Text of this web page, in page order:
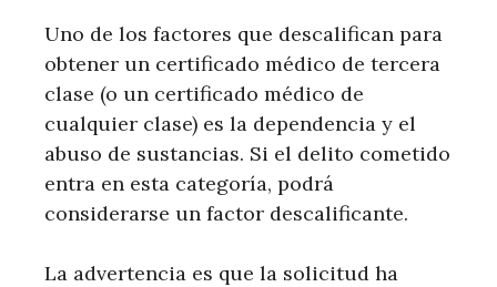
Uno de los factores que descalifican para
obtener un certificado médico de tercera
clase (o un certificado médico de
cualquier clase) es la dependencia y el
abuso de sustancias. Si el delito cometido
entra en esta categoría, podrá
considerarse un factor descalificante.
La advertencia es que la solicitud ha